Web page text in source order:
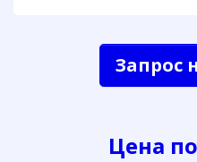
Запрос
Цена